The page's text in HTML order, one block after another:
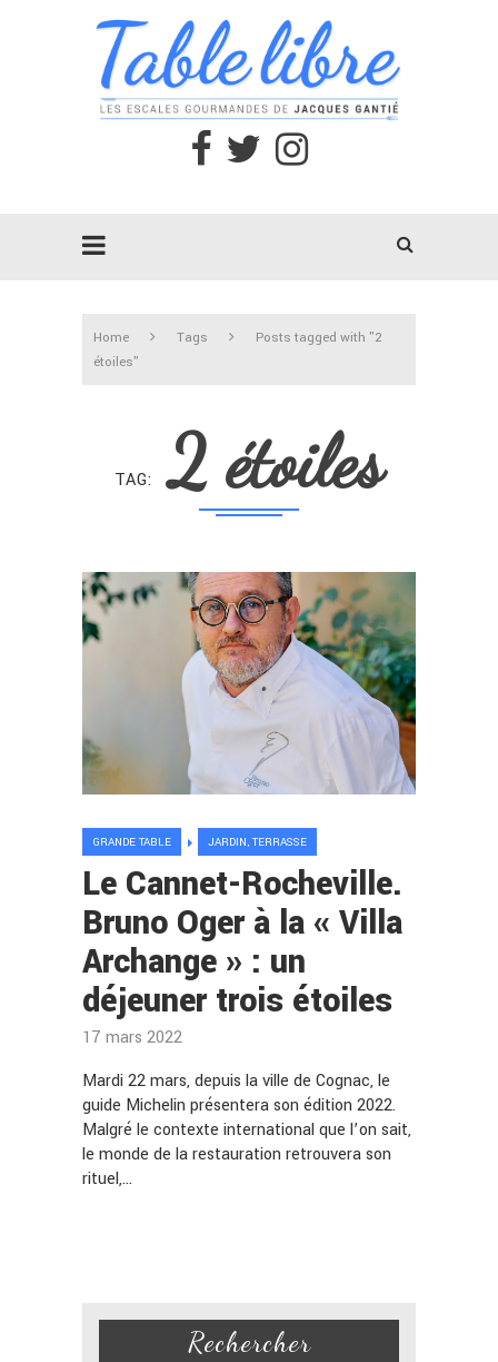
Home Tags
Posts tagged with "2
étoiles"
TAG 2 étoiles
GRANDE TABLE JARDIN, TERRASSE
Le Cannet-Rocheville.
Bruno Oger à la « Villa
Archange » : un
déjeuner trois étoiles
17 mars 2022
Mardi 22 mars, depuis la ville de Cognac, le
guide Michelin présentera son édition 2022.
Malgré le contexte international que l’on sait,
le monde de la restauration retrouvera son
rituel,…
Rechercher